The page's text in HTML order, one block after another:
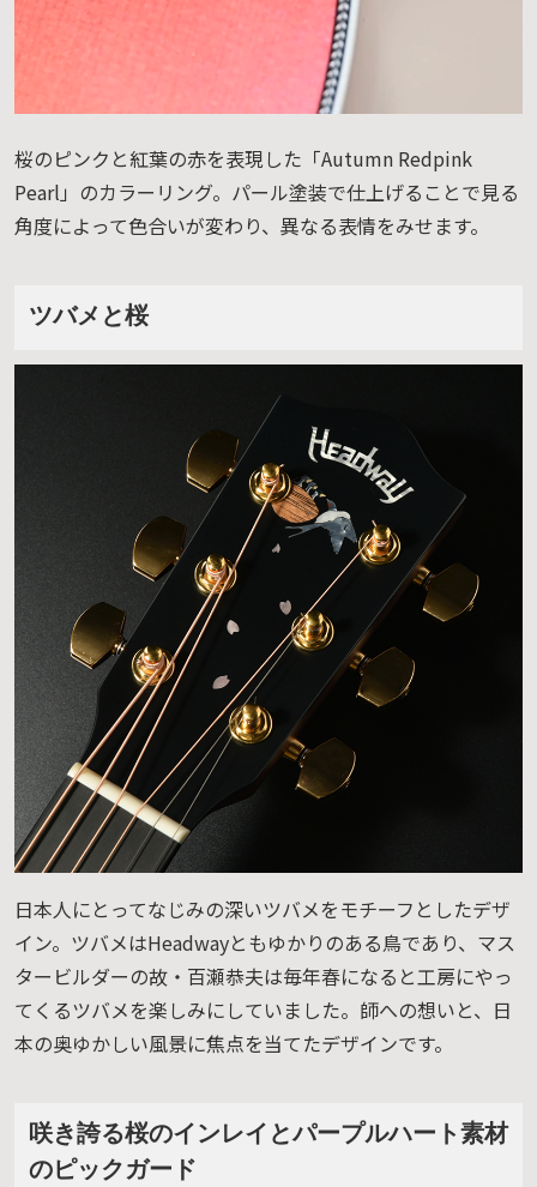
桜のピンクと紅葉の赤を表現した「Autumn Redpink
Pearl」のカラーリング。パール塗装で仕上げることで見る
角度によって色合いが変わり、異なる表情をみせます。
ツバメと桜
日本人にとってなじみの深いツバメをモチーフとしたデザ
イン。ツバメはHeadwayともゆかりのある鳥であり、マス
タービルダーの故・百瀬恭夫は毎年春になると工房にやっ
てくるツバメを楽しみにしていました。師への想いと、日
本の奥ゆかしい風景に焦点を当てたデザインです。
咲き誇る桜のインレイとパープルハート素材
のピックガード